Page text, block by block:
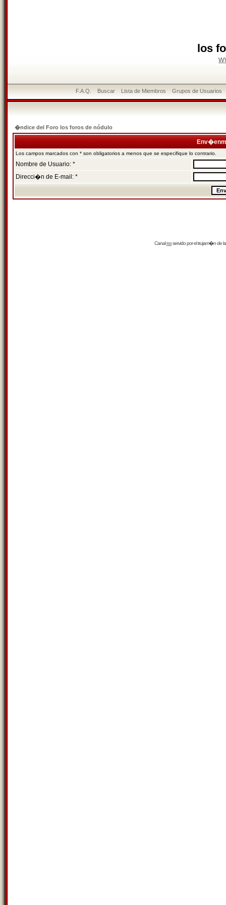
los
F.A.Q. Buscar Lista de Miembros Grupos de Usuarios
�ndice del Foro los foros de nódulo
Los campos marcados con * son obligatorios a menos que se especifique lo contrario.
Nombre de Usuario: *
Direcci�n de E-mail: *
Canalrssservido por eltrujam�nde